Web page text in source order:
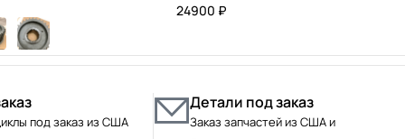
24900 ₽
под заказ из США
Детали под заказ
Заказ запчастей из США и